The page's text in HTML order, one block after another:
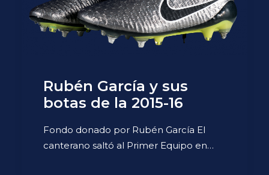
Rubén García y sus
botas de la 2015-16
Fondo donado por Rubén García El
canterano saltó al Primer Equipo en…